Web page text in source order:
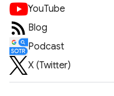
YouTube
Blog
Podcast
X (Twitter)